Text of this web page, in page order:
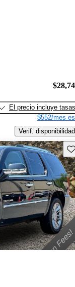
El precio incluye tasas
$552/mes
Verif. disponibilidad